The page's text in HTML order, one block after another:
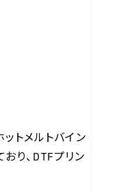
トメルトバイン
り、DTFプリン